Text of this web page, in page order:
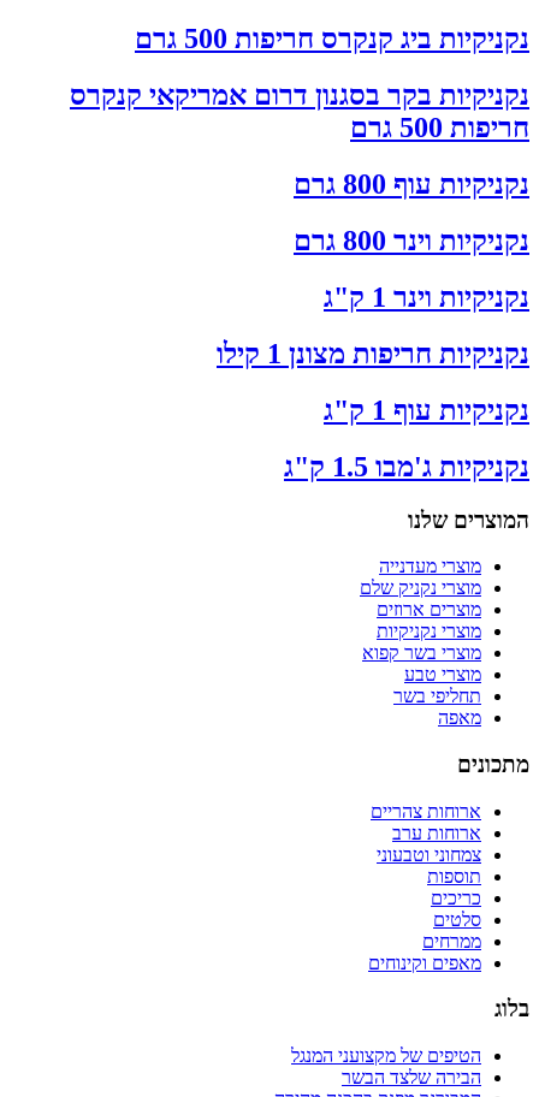
נקניקיות ביג קנקרס חריפות 500 גרם
נקניקיות בקר בסגנון דרום אמריקאי קנקרס
חריפות 500 גרם
נקניקיות עוף 800 גרם
נקניקיות וינר 800 גרם
נקניקיות וינר 1 ק"ג
נקניקיות חריפות מצונן 1 קילו
נקניקיות עוף 1 ק"ג
נקניקיות ג'מבו 1.5 ק"ג
המוצרים שלנו
מוצרי מעדנייה
מוצרי נקניק שלם
מוצרים ארוזים
מוצרי נקניקיות
מוצרי בשר קפוא
מוצרי טבע
תחליפי בשר
מאפה
מתכונים
ארוחות צהריים
ארוחות ערב
צמחוני וטבעוני
תוספות
כריכים
סלטים
ממרחים
מאפים וקינוחים
בלוג
הטיפים של מקצועני המנגל
הבירה שלצד הבשר